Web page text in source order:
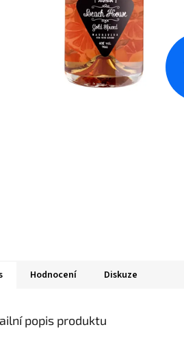
Hodnocení Diskuze
popis produktu